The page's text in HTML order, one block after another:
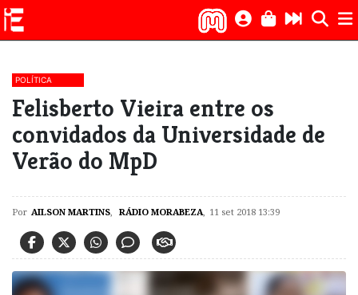
POLÍTICA
Felisberto Vieira entre os
convidados da Universidade de
Verão do MpD
Por AILSON MARTINS, RÁDIO MORABEZA, 11 set 2018 13:39